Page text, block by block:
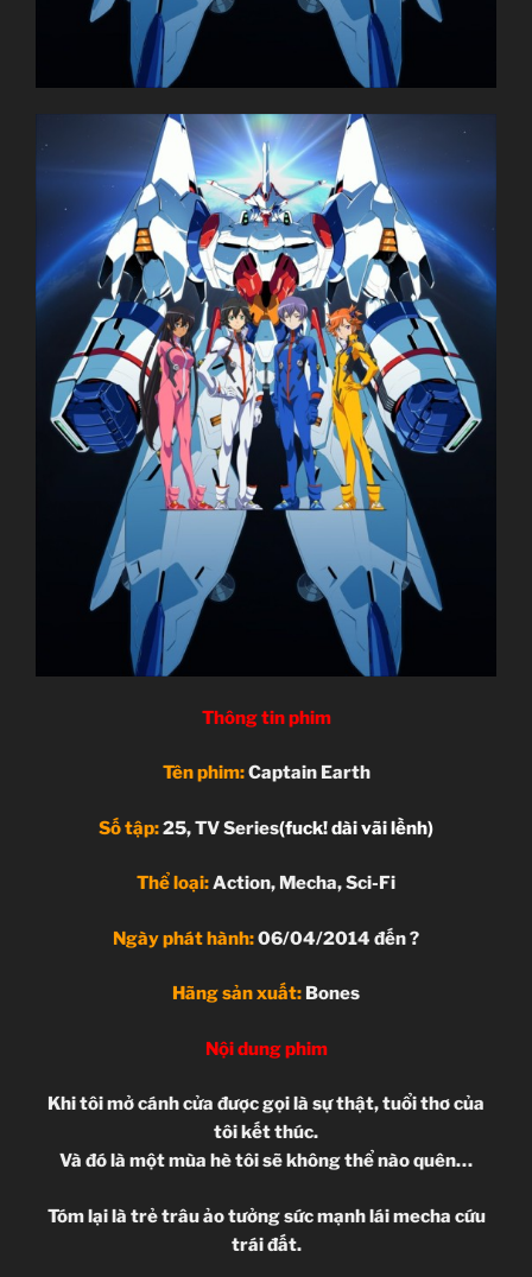
Thông tin phim
Tên phim:Captain Earth
Số tập:25, TV Series(fuck! dài vãi lềnh)
Thể loại:Action, Mecha, Sci-Fi
Ngày phát hành:06/04/2014 đến ?
Hãng sản xuất: Bones
Nội dung phim
Khi tôi mở cánh cửa được gọi là sự thật, tuổi thơ của
tôi kết thúc.
Và đó là một mùa hè tôi sẽ không thể nào quên…
Tóm lại là trẻ trâu ảo tưởng sức mạnh lái mecha cứu
trái đất.